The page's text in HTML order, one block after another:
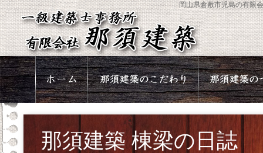
岡山県倉敷市児島の有限
那須建築 棟梁の日誌